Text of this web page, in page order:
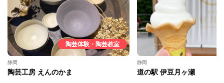
陶芸体験・陶芸教室
静岡
陶芸工房 えんのかま
静岡
道の駅 伊豆月ヶ瀬